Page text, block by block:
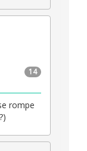
14
rompe